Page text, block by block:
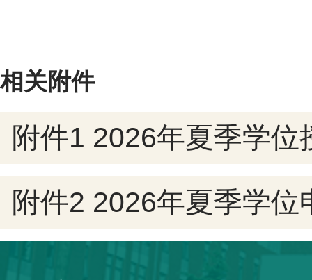
相关附件
附件1 2026年夏季学
附件2 2026年夏季学